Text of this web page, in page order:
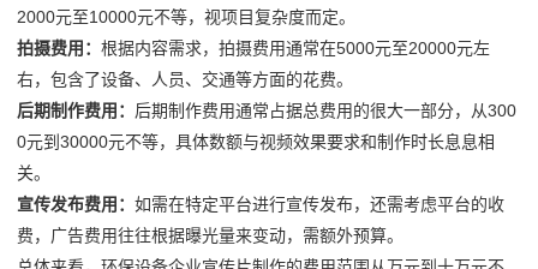
2000元至10000元不等，视项目复杂度而定。
拍摄费用： 根据内容需求，拍摄费用通常在5000元至20000元左
右，包含了设备、人员、交通等方面的花费。
后期制作费用： 后期制作费用通常占据总费用的很大一部分，从300
0元到30000元不等，具体数额与视频效果要求和制作时长息息相
关。
宣传发布费用： 如需在特定平台进行宣传发布，还需考虑平台的收
费，广告费用往往根据曝光量来变动，需额外预算。